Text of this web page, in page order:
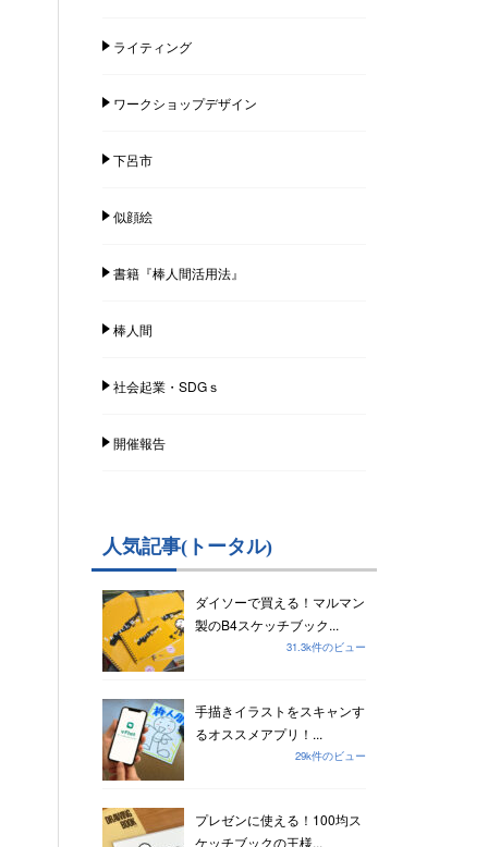
ライティング
ワークショップデザイン
下呂市
似顔絵
書籍『棒人間活用法』
棒人間
社会起業・SDGｓ
開催報告
人気記事(トータル)
ダイソーで買える！マルマン
製のB4スケッチブック...
31.3k件のビュー
手描きイラストをスキャンす
るオススメアプリ！...
29k件のビュー
プレゼンに使える！100均ス
ケッチブックの王様...